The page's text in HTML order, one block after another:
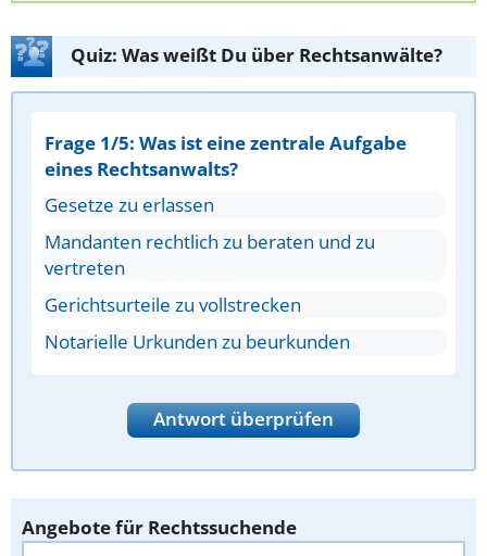
Quiz: Was weißt Du über Rechtsanwälte?
Frage 1/5: Was ist eine zentrale Aufgabe
eines Rechtsanwalts?
Gesetze zu erlassen
Mandanten rechtlich zu beraten und zu
vertreten
Gerichtsurteile zu vollstrecken
Notarielle Urkunden zu beurkunden
Antwort überprüfen
Angebote für Rechtssuchende